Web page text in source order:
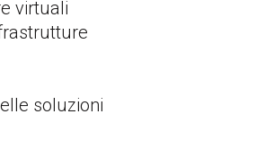
virtuali
soluzioni